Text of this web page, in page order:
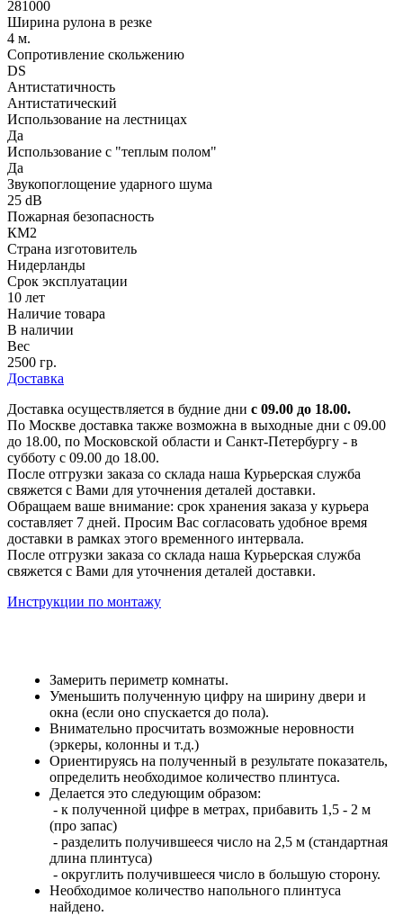
281000
Ширина рулона в резке
4 м.
Сопротивление скольжению
DS
Антистатичность
Антистатический
Использование на лестницах
Да
Использование с "теплым полом"
Да
Звукопоглощение ударного шума
25 dB
Пожарная безопасность
КМ2
Страна изготовитель
Нидерланды
Срок эксплуатации
10 лет
Наличие товара
В наличии
Вес
2500 гр.
Доставка
Доставка осуществляется в будние дни с 09.00 до 18.00.
По Москве доставка также возможна в выходные дни с 09.00
до 18.00, по Московской области и Санкт-Петербургу - в
субботу с 09.00 до 18.00.
После отгрузки заказа со склада наша Курьерская служба
свяжется с Вами для уточнения деталей доставки.
Обращаем ваше внимание: срок хранения заказа у курьера
составляет 7 дней. Просим Вас согласовать удобное время
доставки в рамках этого временного интервала.
После отгрузки заказа со склада наша Курьерская служба
свяжется с Вами для уточнения деталей доставки.
Инструкции по монтажу
Замерить периметр комнаты.
Уменьшить полученную цифру на ширину двери и
окна (если оно спускается до пола).
Внимательно просчитать возможные неровности
(эркеры, колонны и т.д.)
Ориентируясь на полученный в результате показатель,
определить необходимое количество плинтуса.
Делается это следующим образом:
- к полученной цифре в метрах, прибавить 1,5 - 2 м
(про запас)
- разделить получившееся число на 2,5 м (стандартная
длина плинтуса)
- округлить получившееся число в большую сторону.
Необходимое количество напольного плинтуса
найдено.